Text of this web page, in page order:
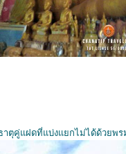
าตุคู่แฝดที่แบ่งแยกไม่ได้ด้วยพ